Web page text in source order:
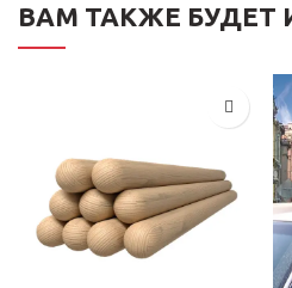
ВАМ ТАКЖЕ БУДЕТ